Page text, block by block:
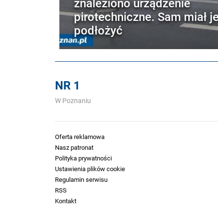
pirotechniczne. Sam miał
podłożyć
NR 1
W Poznaniu
Oferta reklamowa
Nasz patronat
Polityka prywatności
Ustawienia plików cookie
Regulamin serwisu
RSS
Kontakt